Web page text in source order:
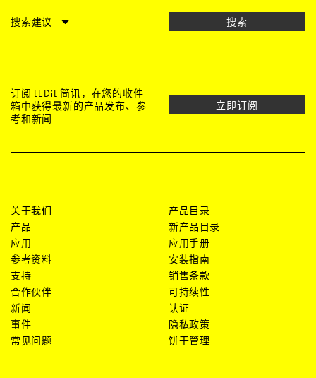
搜索建议 搜索
订阅 LEDiL 简讯，在您的收件
箱中获得最新的产品发布、参
考和新闻
立即订阅
关于我们
产品
应用
参考资料
支持
合作伙伴
新闻
事件
常见问题
产品目录
新产品目录
应用手册
安装指南
销售条款
可持续性
认证
隐私政策
饼干管理